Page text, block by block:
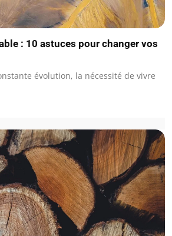
: 10 astuces pour changer vos
évolution, la nécessité de vivre